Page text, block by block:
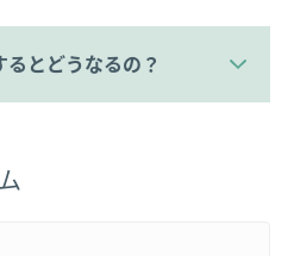
とどうなるの？